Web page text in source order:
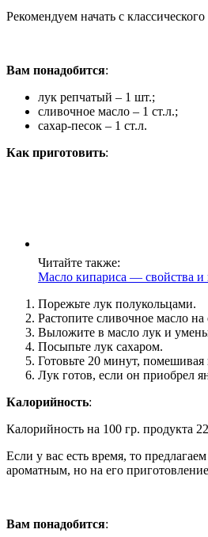
Рекомендуем начать с
Вам понадобится:
лук репчатый – 1 шт.;
сливочное масло – 1 ст.л.;
сахар-песок – 1 ст.л.
Как приготовить:
Читайте также:
Масло кипариса — свойства и
Порежьте лук полукольцами.
Растопите сливочное масло на
Выложите в масло лук и
Посыпьте лук сахаром.
Готовьте 20 минут,
Лук готов, если он приобрел
Калорийность:
Калорийность на 100 гр. продукта
Если у вас есть время, то
ароматным, но на его
Вам понадобится: